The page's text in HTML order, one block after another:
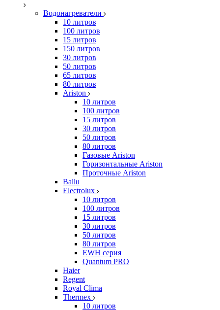
Водонагреватели
10 литров
100 литров
15 литров
150 литров
30 литров
50 литров
65 литров
80 литров
Ariston
10 литров
100 литров
15 литров
30 литров
50 литров
80 литров
Газовые Ariston
Горизонтальные Ariston
Проточные Ariston
Ballu
Electrolux
10 литров
100 литров
15 литров
30 литров
50 литров
80 литров
EWH серия
Quantum PRO
Haier
Regent
Royal Clima
Thermex
10 литров